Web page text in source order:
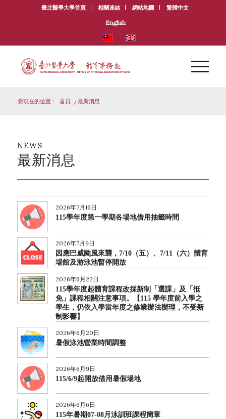
臺北醫學大學首頁 相關連結 網站地圖 繁體中文
English
您現在的位置： 首頁 / 最新消息
NEWS
最新消息
2026年7月16日
115學年度第一學期各場地借用抽籤時間
2026年7月9日
因應巴威颱風來襲，7/10（五）、7/11（六）體育
場館及游泳池暫停開放
2026年6月22日
115學年度起體育課程改採新制「選課」及「抵
免」課程相關注意事項。【115 學年度前入學之
學生，仍依入學當年度之修業辦法辦理，不受新
制影響】
2026年6月20日
暑假泳池營業時間調整
2026年6月9日
115/6/9起開放借用暑假場地
2026年6月6日
115年暑期07-08月泳訓班課程簡章